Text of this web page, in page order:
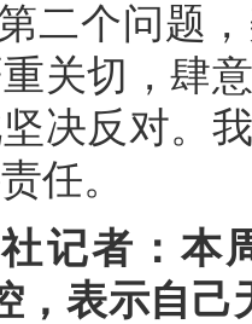
二个问题
关切，肆
决反对。
任。
记者：本
，表示自